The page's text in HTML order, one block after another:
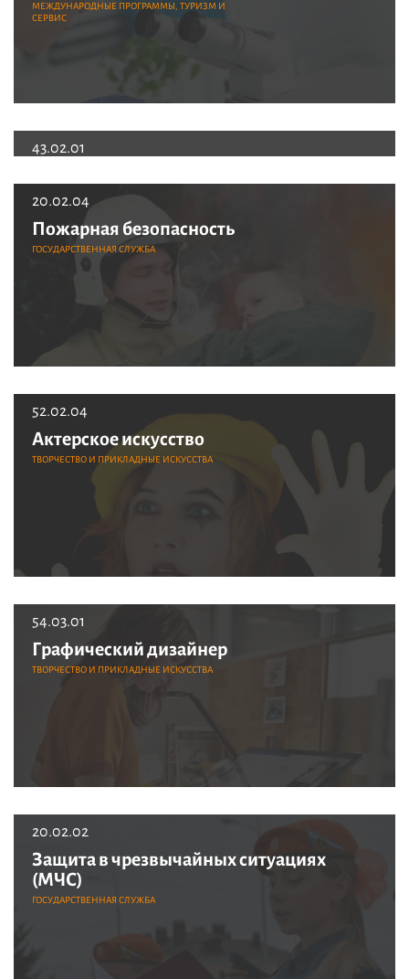
МЕЖДУНАРОДНЫЕ ПРОГРАММЫ, ТУРИЗМ И
СЕРВИС
43.02.01
обслуживания
в общественном
питании
МЕЖДУНАРОДНЫЕ ПРОГРАММЫ, ТУРИЗМ И
20.02.04
Пожарная безопасность
ГОСУДАРСТВЕННАЯ СЛУЖБА
52.02.04
Актерское искусство
ТВОРЧЕСТВО И ПРИКЛАДНЫЕ ИСКУССТВА
54.03.01
Графический дизайнер
ТВОРЧЕСТВО И ПРИКЛАДНЫЕ ИСКУССТВА
20.02.02
Защита в чрезвычайных ситуациях
(МЧС)
ГОСУДАРСТВЕННАЯ СЛУЖБА